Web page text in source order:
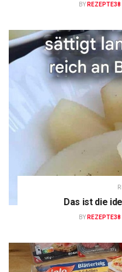
BY REZEPTE38
Das ist die
BY REZEPTE38